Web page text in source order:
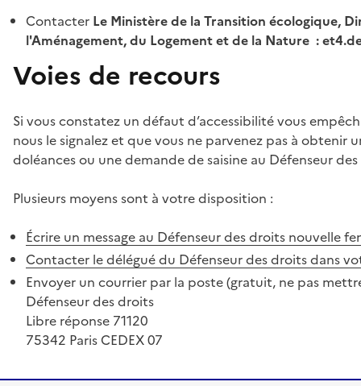
Contacter Le Ministère de la Transition écologique,
l'Aménagement, du Logement et de la Nature :
Voies de recours
Si vous constatez un défaut d’accessibilité vous
nous le signalez et que vous ne parvenez pas à
doléances ou une demande de saisine au Défenseur
Plusieurs moyens sont à votre disposition :
Écrire un message au Défenseur des droits nouvelle
Contacter le délégué du Défenseur des droits dans
Envoyer un courrier par la poste (gratuit, ne pas
Défenseur des droits
Libre réponse 71120
75342 Paris CEDEX 07